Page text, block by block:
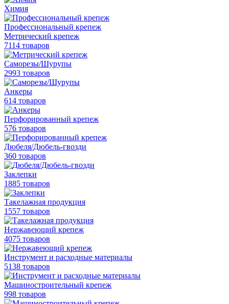
Химия
Профессиональный крепеж
Метрический крепеж
7114 товаров
Саморезы/Шурупы
2993 товаров
Анкеры
614 товаров
Перфорированный крепеж
576 товаров
Дюбеля/Дюбель-гвозди
360 товаров
Заклепки
1885 товаров
Такелажная продукция
1557 товаров
Нержавеющий крепеж
4075 товаров
Инструмент и расходные материалы
5138 товаров
Машиностроительный крепеж
998 товаров